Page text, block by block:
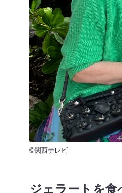
©関西テレビ
ジェラートを食